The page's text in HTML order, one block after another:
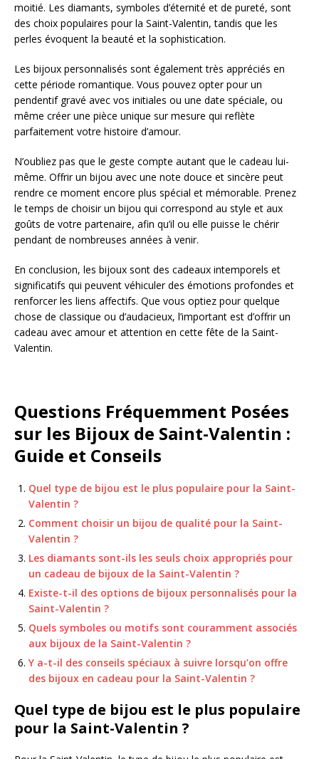
moitié. Les diamants, symboles d’éternité et de pureté, sont
des choix populaires pour la Saint-Valentin, tandis que les
perles évoquent la beauté et la sophistication.
Les bijoux personnalisés sont également très appréciés en
cette période romantique. Vous pouvez opter pour un
pendentif gravé avec vos initiales ou une date spéciale, ou
même créer une pièce unique sur mesure qui reflète
parfaitement votre histoire d’amour.
N’oubliez pas que le geste compte autant que le cadeau lui-
même. Offrir un bijou avec une note douce et sincère peut
rendre ce moment encore plus spécial et mémorable. Prenez
le temps de choisir un bijou qui correspond au style et aux
goûts de votre partenaire, afin qu’il ou elle puisse le chérir
pendant de nombreuses années à venir.
En conclusion, les bijoux sont des cadeaux intemporels et
significatifs qui peuvent véhiculer des émotions profondes et
renforcer les liens affectifs. Que vous optiez pour quelque
chose de classique ou d’audacieux, l’important est d’offrir un
cadeau avec amour et attention en cette fête de la Saint-
Valentin.
Questions Fréquemment Posées
sur les Bijoux de Saint-Valentin :
Guide et Conseils
Quel type de bijou est le plus populaire pour la Saint-
Valentin ?
Comment choisir un bijou de qualité pour la Saint-
Valentin ?
Les diamants sont-ils les seuls choix appropriés pour
un cadeau de bijoux de la Saint-Valentin ?
Existe-t-il des options de bijoux personnalisés pour la
Saint-Valentin ?
Quels symboles ou motifs sont couramment associés
aux bijoux de la Saint-Valentin ?
Y a-t-il des conseils spéciaux à suivre lorsqu’on offre
des bijoux en cadeau pour la Saint-Valentin ?
Quel type de bijou est le plus populaire
pour la Saint-Valentin ?